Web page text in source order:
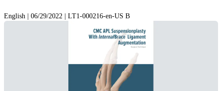
English | 06/29/2022 | LT1-000216-en-US B